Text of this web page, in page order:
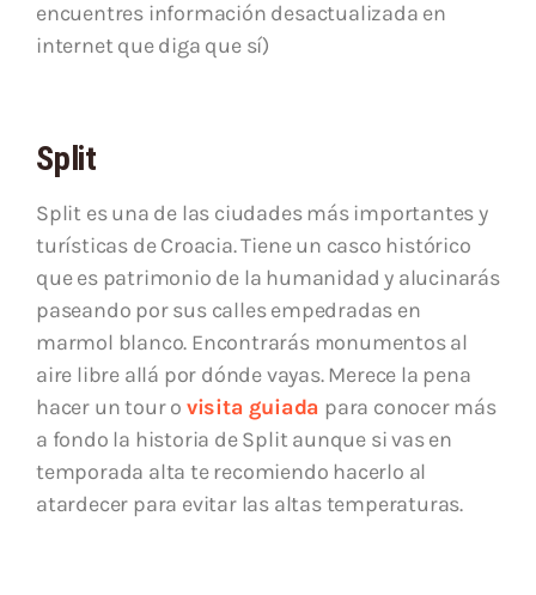
encuentres información desactualizada en
internet que diga que sí)
Split
Split es una de las ciudades más importantes y
turísticas de Croacia. Tiene un casco histórico
que es patrimonio de la humanidad y alucinarás
paseando por sus calles empedradas en
marmol blanco. Encontrarás monumentos al
aire libre allá por dónde vayas. Merece la pena
hacer un tour o visita guiada para conocer más
a fondo la historia de Split aunque si vas en
temporada alta te recomiendo hacerlo al
atardecer para evitar las altas temperaturas.